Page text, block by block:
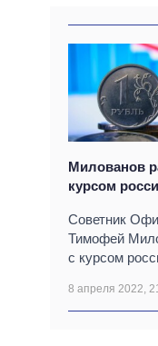
Милованов
курсом
Советник
Тимофей
с курсом
8 апреля 2022,